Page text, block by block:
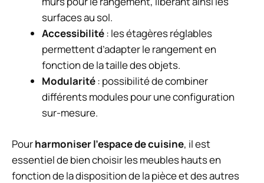
surfaces au sol.
Accessibilité: les étagères réglables
permettent d’adapter le rangement en
fonction de la taille des objets.
Modularité: possibilité de combiner
différents modules pour une configuration
sur-mesure.
Pourharmoniser l’espace de cuisine, il est
essentiel de bien choisir les meubles hauts en
fonction de la disposition de la pièce et des autres